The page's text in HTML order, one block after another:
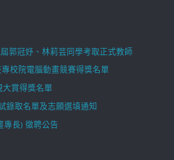
郭冠妤、林莉芸同學考取正式教師
專校院電腦動畫競賽得獎名單
大賞得獎名單
錄取名單及志願選填通知
專長) 徵聘公告